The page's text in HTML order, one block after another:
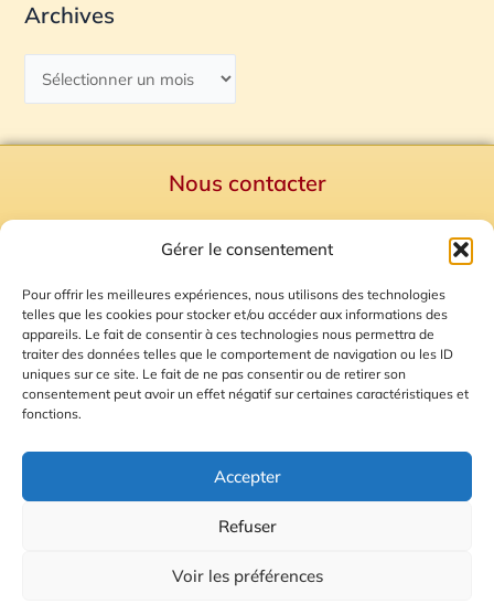
Gérer le consentement
Pour offrir les meilleures expériences, nous utilisons des technologies
telles que les cookies pour stocker et/ou accéder aux informations des
appareils. Le fait de consentir à ces technologies nous permettra de
traiter des données telles que le comportement de navigation ou les ID
uniques sur ce site. Le fait de ne pas consentir ou de retirer son
consentement peut avoir un effet négatif sur certaines caractéristiques et
fonctions.
Accepter
Refuser
Voir les préférences
Archives
Nous contacter
Mentions Légales
Plan du site
Gestion des Cookies
© 2026 Radio Calade